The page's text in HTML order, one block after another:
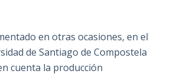
en otras ocasiones, en el
de Santiago de Compostela
cuenta la producción